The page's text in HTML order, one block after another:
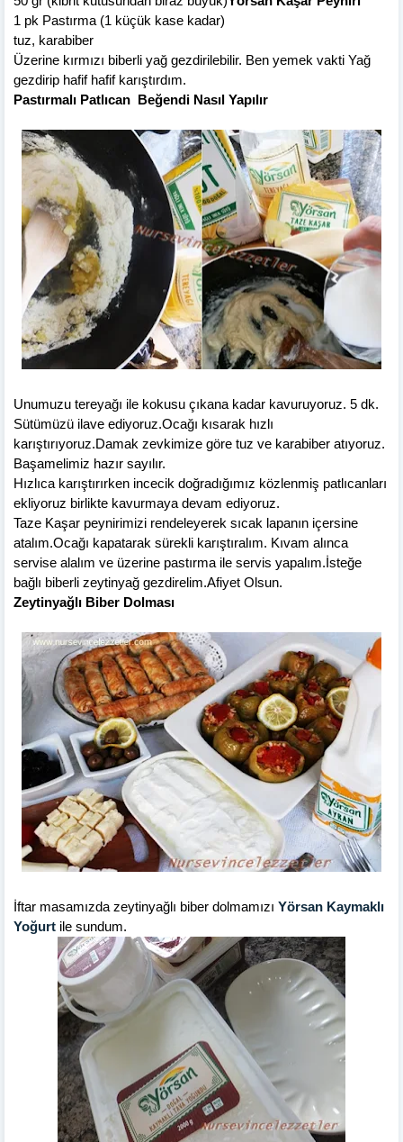
1 pk Pastırma (1 küçük kase kadar)
tuz, karabiber
Üzerine kırmızı biberli yağ gezdirilebilir. Ben yemek vakti Yağ
gezdirip hafif hafif karıştırdım.
Pastırmalı Patlıcan Beğendi Nasıl Yapılır
Unumuzu tereyağı ile kokusu çıkana kadar kavuruyoruz. 5 dk.
Sütümüzü ilave ediyoruz.Ocağı kısarak hızlı
karıştırıyoruz.Damak zevkimize göre tuz ve karabiber atıyoruz.
Başamelimiz hazır sayılır.
Hızlıca karıştırırken incecik doğradığımız közlenmiş patlıcanları
ekliyoruz birlikte kavurmaya devam ediyoruz.
Taze Kaşar peynirimizi rendeleyerek sıcak lapanın içersine
atalım.Ocağı kapatarak sürekli karıştıralım. Kıvam alınca
servise alalım ve üzerine pastırma ile servis yapalım.İsteğe
bağlı biberli zeytinyağ gezdirelim.Afiyet Olsun.
Zeytinyağlı Biber Dolması
İftar masamızda zeytinyağlı biber dolmamızı Yörsan Kaymaklı
Yoğurt ile sundum.